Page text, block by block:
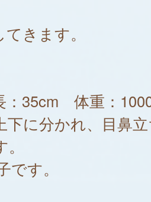
きます。
35cm 体重：
下に分かれ、目鼻
です。